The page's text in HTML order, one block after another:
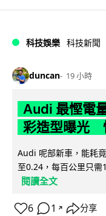
科技娛樂 科技新聞
duncan 19 小時
Audi 最慳電
彩造型曝光
Audi 呢部新車，能耗
至0.24，每百公里只
閱讀全文
6 1 ↗ 分享